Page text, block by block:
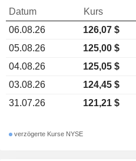
Datum Kurs
06.08.26
126,07 $
05.08.26
125,00 $
04.08.26
125,05 $
03.08.26
124,45 $
31.07.26
121,21 $
verzögerte Kurse NYSE